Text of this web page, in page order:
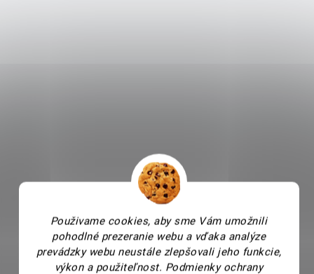
Použivame cookies, aby sme Vám umožnili
pohodlné prezeranie webu a vďaka analýze
prevádzky webu neustále zlepšovali jeho funkcie,
výkon a použiteľnost. Podmienky ochrany